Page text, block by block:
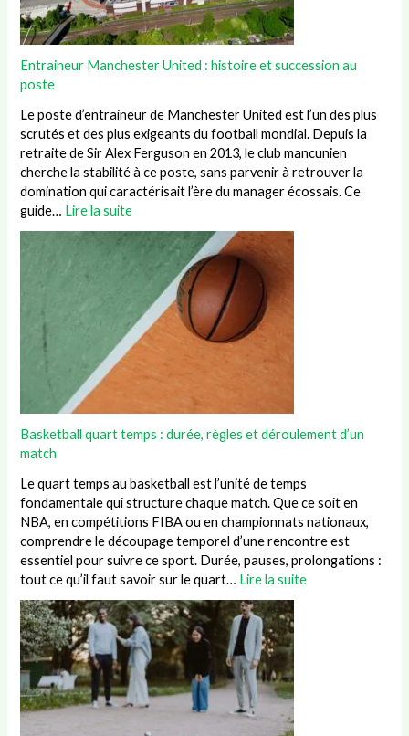
Entraineur Manchester United : histoire et succession au
poste
Le poste d’entraineur de Manchester United est l’un des plus
scrutés et des plus exigeants du football mondial. Depuis la
retraite de Sir Alex Ferguson en 2013, le club mancunien
cherche la stabilité à ce poste, sans parvenir à retrouver la
domination qui caractérisait l’ère du manager écossais. Ce
guide… Lire la suite
Basketball quart temps : durée, règles et déroulement d’un
match
Le quart temps au basketball est l’unité de temps
fondamentale qui structure chaque match. Que ce soit en
NBA, en compétitions FIBA ou en championnats nationaux,
comprendre le découpage temporel d’une rencontre est
essentiel pour suivre ce sport. Durée, pauses, prolongations :
tout ce qu’il faut savoir sur le quart… Lire la suite